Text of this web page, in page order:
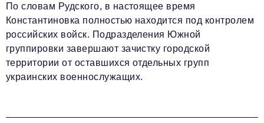
По словам Рудского, в настоящее время
Константиновка полностью находится под контролем
российских войск. Подразделения Южной
группировки завершают зачистку городской
территории от оставшихся отдельных групп
украинских военнослужащих.